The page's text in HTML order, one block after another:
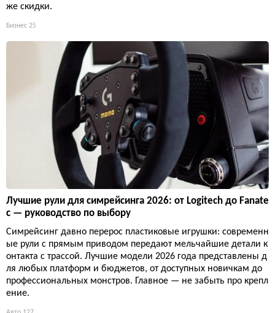
же скидки.
Бизнес 25
Лучшие рули для симрейсинга 2026: от Logitech до Fanate
c — руководство по выбору
Симрейсинг давно перерос пластиковые игрушки: современн
ые рули с прямым приводом передают мельчайшие детали к
онтакта с трассой. Лучшие модели 2026 года представлены д
ля любых платформ и бюджетов, от доступных новичкам до
профессиональных монстров. Главное — не забыть про крепл
ение.